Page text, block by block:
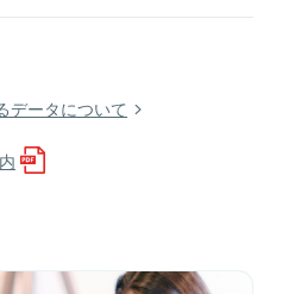
データについて